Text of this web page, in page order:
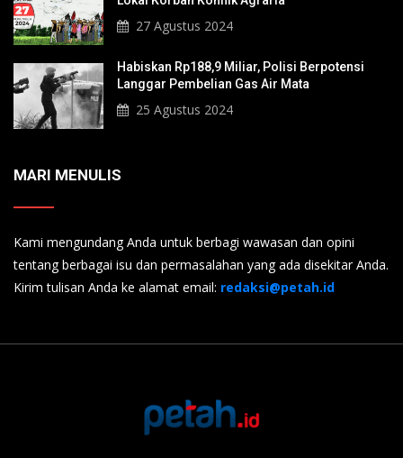
27 Agustus 2024
Habiskan Rp188,9 Miliar, Polisi Berpotensi
Langgar Pembelian Gas Air Mata
25 Agustus 2024
MARI MENULIS
Kami mengundang Anda untuk berbagi wawasan dan opini
tentang berbagai isu dan permasalahan yang ada disekitar Anda.
Kirim tulisan Anda ke alamat email: redaksi@petah.id